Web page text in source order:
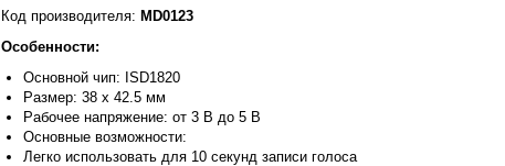
Код производителя: MD0123
Особенности:
Основной чип: ISD1820
Размер: 38 х 42.5 мм
Рабочее напряжение: от 3 В до 5 В
Основные возможности:
Легко использовать для 10 секунд записи голоса